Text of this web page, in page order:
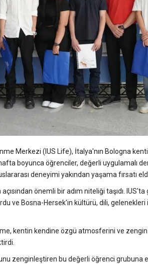
Merkezi (IUS Life), İtalya'nın Bologna
boyunca öğrenciler, değerli uygulamalı
deneyimi yakından yaşama fırsatı
önemli bir adım niteliği taşıdı.
ve Bosna-Hersek'in kültürü, dili, gelenekleri
kentin kendine özgü atmosferini ve
zenginleştiren bu değerli öğrenci grubuna